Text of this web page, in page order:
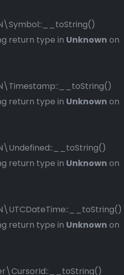
return type in Unknown on
return type in Unknown on
return type in Unknown on
return type in Unknown on